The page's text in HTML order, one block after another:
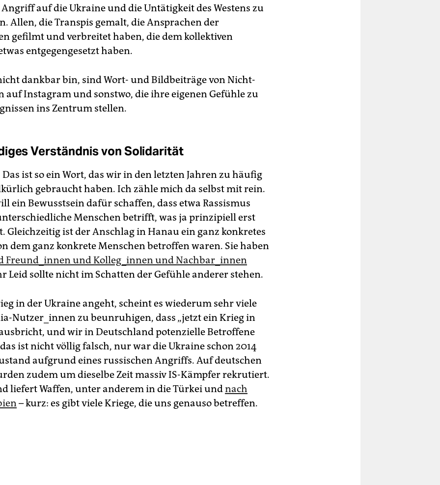
auf die Ukraine und die Untätigkeit des Westens zu
Allen, die Transpis gemalt, die Ansprachen der
gefilmt und verbreitet haben, die dem kollektiven
entgegengesetzt haben.
dankbar bin, sind Wort- und Bildbeiträge von Nicht-
auf Instagram und sonstwo, die ihre eigenen Gefühle zu
ins Zentrum stellen.
Verständnis von Solidarität
ist so ein Wort, das wir in den letzten Jahren zu häufig
gebraucht haben. Ich zähle mich da selbst mit rein.
ein Bewusstsein dafür schaffen, dass etwa Rassismus
Menschen betrifft, was ja prinzipiell erst
Gleichzeitig ist der Anschlag in Hanau ein ganz konkretes
dem ganz konkrete Menschen betroffen waren. Sie haben
Freund_innen und Kolleg_innen und Nachbar_innen
Leid sollte nicht im Schatten der Gefühle anderer stehen.
in der Ukraine angeht, scheint es wiederum sehr viele
Nutzer_innen zu beunruhigen, dass „jetzt ein Krieg in
und wir in Deutschland potenzielle Betroffene
ist nicht völlig falsch, nur war die Ukraine schon 2014
aufgrund eines russischen Angriffs. Auf deutschen
zudem um dieselbe Zeit massiv IS-Kämpfer rekrutiert.
liefert Waffen, unter anderem in die Türkei undnach
– kurz: es gibt viele Kriege, die uns genauso betreffen.